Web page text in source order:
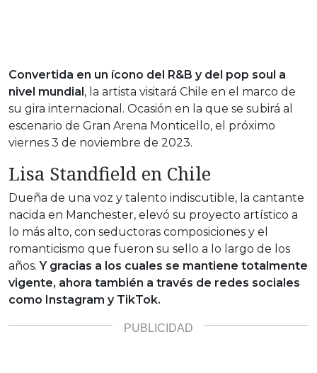
Convertida en un ícono del R&B y del pop soul a
nivel mundial , la artista visitará Chile en el marco de
su gira internacional. Ocasión en la que se subirá al
escenario de Gran Arena Monticello, el próximo
viernes 3 de noviembre de 2023.
Lisa Standfield en Chile
Dueña de una voz y talento indiscutible, la cantante
nacida en Manchester, elevó su proyecto artístico a
lo más alto, con seductoras composiciones y el
romanticismo que fueron su sello a lo largo de los
años.Y gracias a los cuales se mantiene totalmente
vigente, ahora también a través de redes sociales
como Instagram y TikTok.